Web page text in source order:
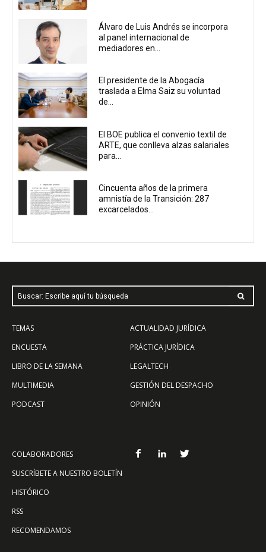
Álvaro de Luis Andrés se incorpora
al panel internacional de
mediadores en...
El presidente de la Abogacía
traslada a Elma Saiz su voluntad
de...
El BOE publica el convenio textil de
ARTE, que conlleva alzas salariales
para...
Cincuenta años de la primera
amnistía de la Transición: 287
excarcelados...
Buscar: Escribe aquí tu búsqueda
TEMAS
ENCUESTA
LIBRO DE LA SEMANA
MULTIMEDIA
PODCAST
ACTUALIDAD JURÍDICA
PRÁCTICA JURÍDICA
LEGALTECH
GESTIÓN DEL DESPACHO
OPINIÓN
COLABORADORES
SUSCRÍBETE A NUESTRO BOLETÍN
HISTÓRICO
RSS
RECOMENDAMOS